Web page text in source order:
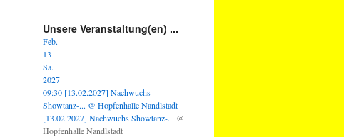
Unsere Veranstaltung(en) ...
Feb.
13
Sa.
2027
09:30 [13.02.2027] Nachwuchs
Showtanz-... @ Hopfenhalle Nandlstadt
[13.02.2027] Nachwuchs Showtanz-... @
Hopfenhalle Nandlstadt